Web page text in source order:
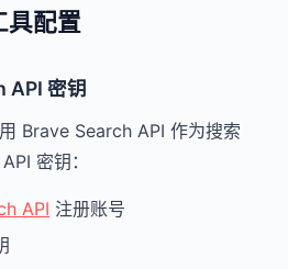
配置
API 密钥
Brave Search API 作为搜索
密钥：
API 注册账号